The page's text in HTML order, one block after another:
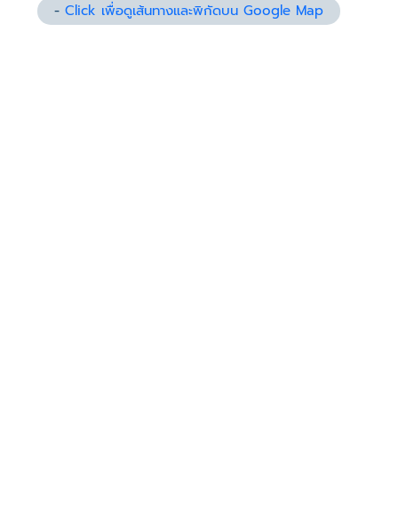
-Click เพื่อดูเส้นทางและพิกัดบน Google Map